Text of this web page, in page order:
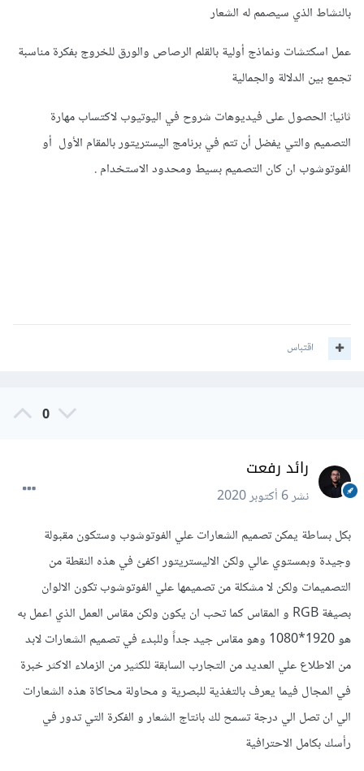
بالنشاط الذي سيصمم له الشعار
عمل اسكتشات ونماذج أولية بالقلم الرصاص والورق للخروج بفكرة مناسبة
تجمع بين الدلالة والجمالية
ثانيا: الحصول على فيديوهات شروح في اليوتيوب لاكتساب مهارة
التصميم والتي يفضل أن تتم في برنامج اليستريتور بالمقام الأول أو
الفوتوشوب ان كان التصميم بسيط ومحدود الاستخدام .
اقتباس
0
رائد رفعت
نشر6 أكتوبر 2020
بكل بساطة يمكن تصميم الشعارات علي الفوتوشوب وستكون مقبولة
وجيدة وبمستوي عالي ولكن الاليستريتور اكفئ في هذه النقطة من
التصميمات ولكن لا مشكلة من تصميمها علي الفوتوشوب تكون الالوان
بصيغة RGB و المقاس كما تحب ان يكون ولكن مقاس العمل الذي اعمل به
هو 1920*1080 وهو مقاس جيد جداً وللبدء في تصميم الشعارات لابد
من الاطلاع علي العديد من التجارب السابقة للكثير من الزملاء الاكثر خبرة
في المجال فيما يعرف بالتغذية للبصرية و محاولة محاكاة هذه الشعارات
الي ان تصل الي درجة تسمح لك بانتاج الشعار و الفكرة التي تدور في
رأسك بكامل الاحترافية